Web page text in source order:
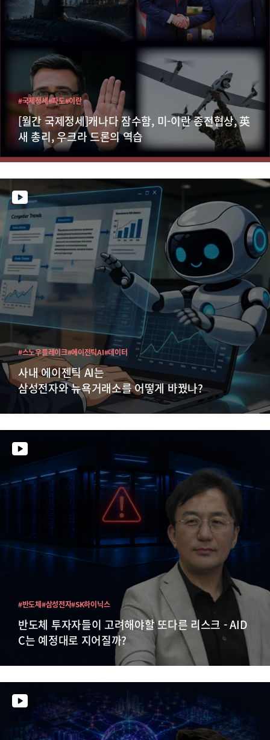
[월간 국제정세]캐나다 잠수함, 미-이란 종전협상, 英
새 총리, 우크라 드론의 역습
#국제정세#파도#이란
사내 에이젠틱 AI는
삼성전자와 뉴욕거래소를 어떻게 바꿨나?
#스노우플레이크#에이전틱AI#데이터
반도체 투자자들이 고려해야할 또다른 리스크 - AID
C는 예정대로 지어질까?
#반도체#삼성전자#SK하이닉스